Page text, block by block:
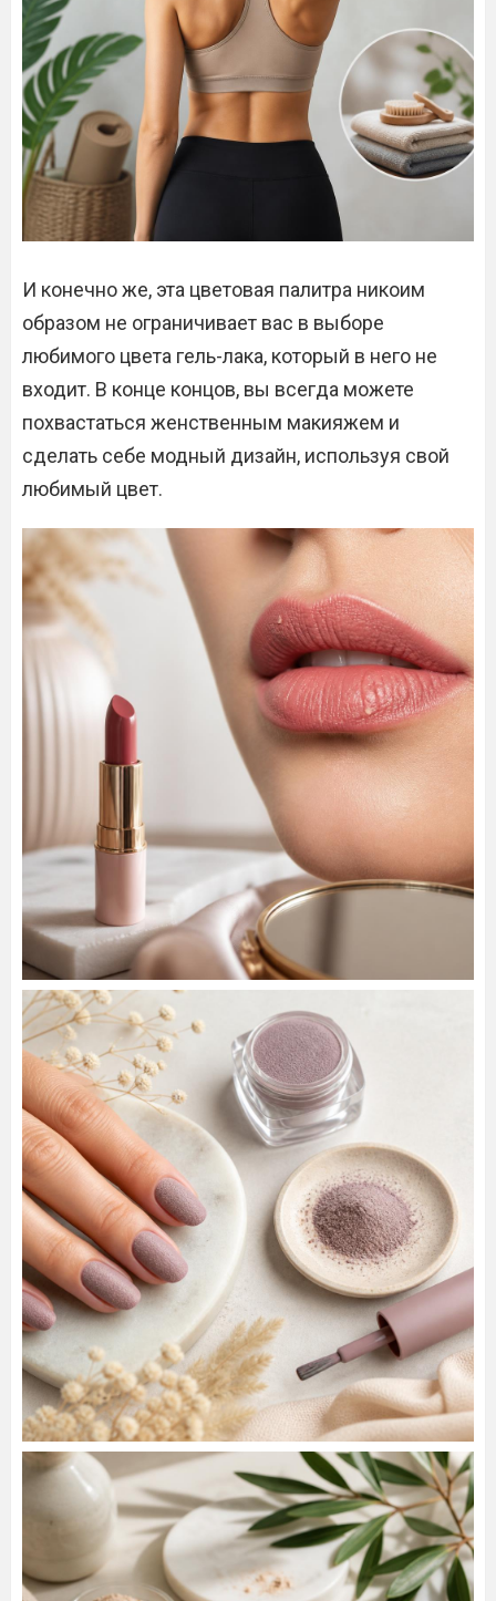
И конечно же, эта цветовая палитра никоим
образом не ограничивает вас в выборе
любимого цвета гель-лака, который в него не
входит. В конце концов, вы всегда можете
похвастаться женственным макияжем и
сделать себе модный дизайн, используя свой
любимый цвет.